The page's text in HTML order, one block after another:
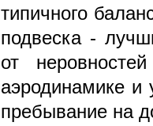
типичного
подвеска -
от
аэродинамике и
пребывание на